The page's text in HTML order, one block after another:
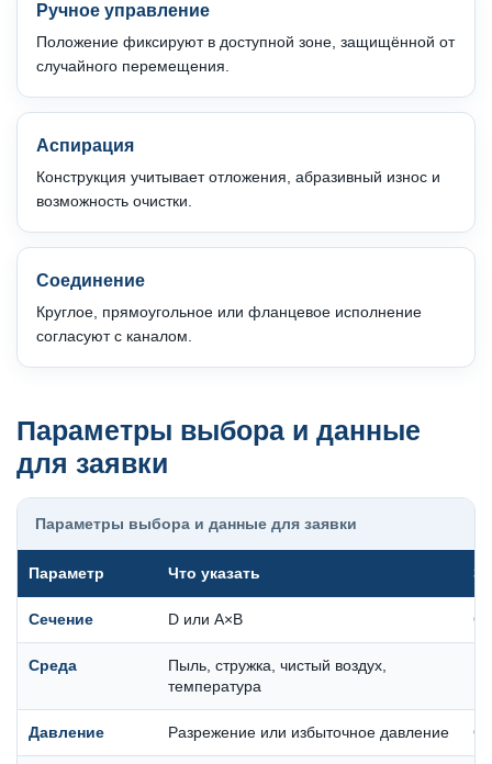
Ручное управление
Положение фиксируют в доступной зоне, защищённой от
случайного перемещения.
Аспирация
Конструкция учитывает отложения, абразивный износ и
возможность очистки.
Соединение
Круглое, прямоугольное или фланцевое исполнение
согласуют с каналом.
Параметры выбора и данные
для заявки
Параметры выбора и данные для заявки
Параметр Что указать
Сечение D или A×B
Среда
Пыль, стружка, чистый воздух,
температура
Давление Разрежение или избыточное давление